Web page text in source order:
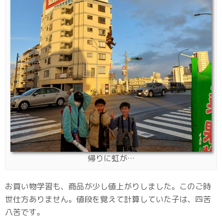
帰りに虹が…
お買い物学習も、商品が少し値上がりしました。このご時
世仕方ありません。値段を覚えて計算していた子は、四苦
八苦です。